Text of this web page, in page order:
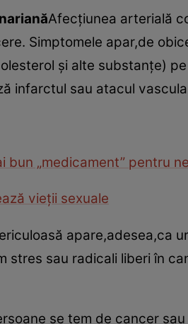
Afecţiunea arterială
Simptomele apar,de
şi alte substanţe)
infarctul sau atacul
bun „medicament” pentru
vieţii sexuale
apare,adesea,ca
stres sau radicali liberi în
se tem de cancer